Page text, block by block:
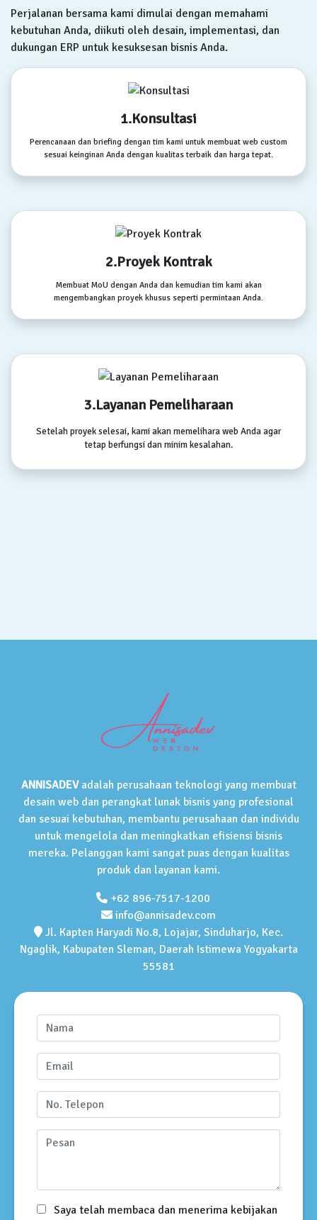
Perjalanan bersama kami dimulai dengan memahami
kebutuhan Anda, diikuti oleh desain, implementasi, dan
dukungan ERP untuk kesuksesan bisnis Anda.
1.Konsultasi
Perencanaan dan briefing dengan tim kami untuk membuat web custom
sesuai keinginan Anda dengan kualitas terbaik dan harga tepat.
2.Proyek Kontrak
Membuat MoU dengan Anda dan kemudian tim kami akan
mengembangkan proyek khusus seperti permintaan Anda.
3.Layanan Pemeliharaan
Setelah proyek selesai, kami akan memelihara web Anda agar
tetap berfungsi dan minim kesalahan.
ANNISADEVadalah perusahaan teknologi yang membuat
desain web dan perangkat lunak bisnis yang profesional
dan sesuai kebutuhan, membantu perusahaan dan individu
untuk mengelola dan meningkatkan efisiensi bisnis
mereka. Pelanggan kami sangat puas dengan kualitas
produk dan layanan kami.
+62 896-7517-1200
info@annisadev.com
Jl. Kapten Haryadi No.8, Lojajar, Sinduharjo, Kec.
Ngaglik, Kabupaten Sleman, Daerah Istimewa Yogyakarta
55581
Saya telah membaca dan menerima kebijakan